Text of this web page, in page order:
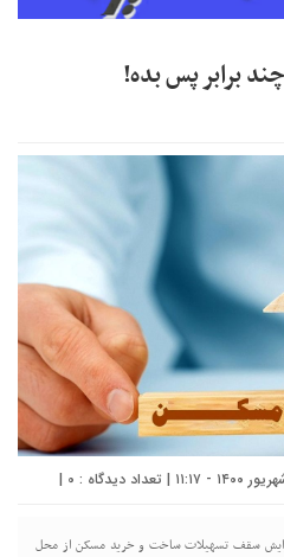
0
|
سقف‌ تسهیلات ساخت و خرید مسکن از محل